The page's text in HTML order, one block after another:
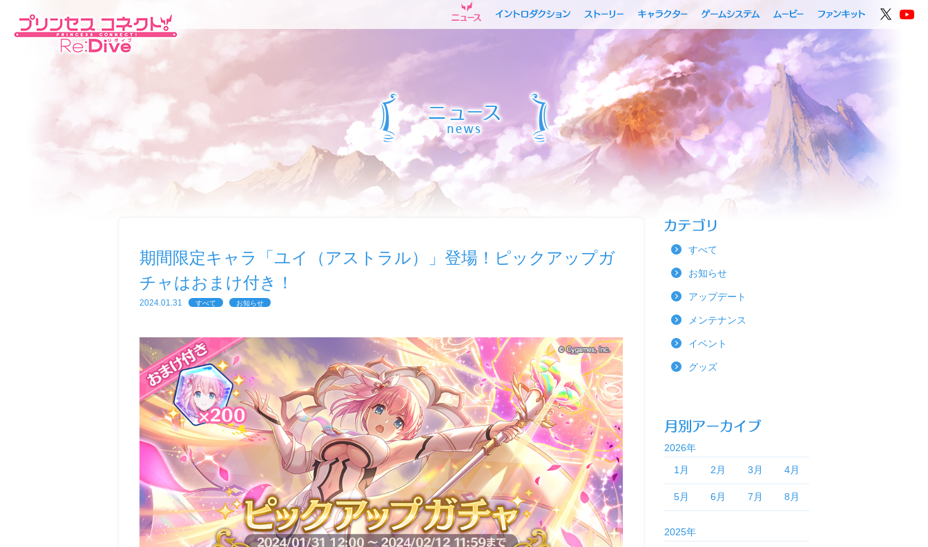
期間限定キャラ「ユイ（アストラル）」登場！ピックアップガ
チャはおまけ付き！
2024.01.31 すべて お知らせ
すべて
お知らせ
アップデート
メンテナンス
イベント
グッズ
2026年
1月
2月 3月 4月
5月 6月 7月 8月
2025年